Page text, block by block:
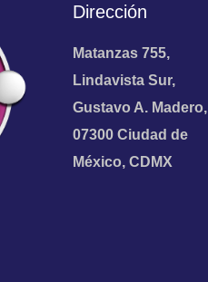
Dirección
Matanzas 755,
Lindavista Sur,
Gustavo A. Madero,
07300 Ciudad de
México, CDMX